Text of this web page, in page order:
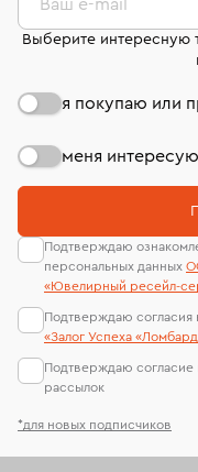
*для новых подписчиков
Ваш e-mail
Выберите интересную
я покупаю или
меня
Подтверждаю
персональных данных
«Ювелирный ресейл-
Подтверждаю согласия
«Залог Успеха
Подтверждаю
рассылок